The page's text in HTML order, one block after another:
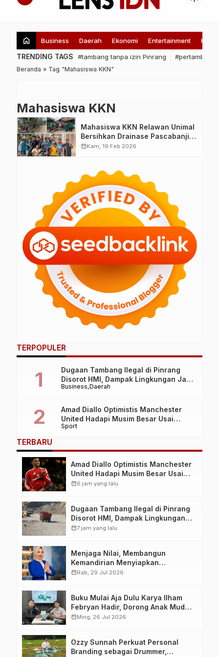
home Business Daerah Ekonomi Entertainment
TRENDING TAGS #tambang tanpa izin Pinrang
Beranda » Tag "Mahasiswa KKN"
Mahasiswa KKN
Mahasiswa KKN Relawan Unimal
Bersihkan Drainase Pascabanjir
di Desa Blang Seunong
calendar_monthKam, 19 Feb 2026
TERPOPULER
Business Daerah
Dugaan Tambang Ilegal di Pinrang
Disorot HMI, Dampak Lingkungan Jadi
Perhatian
Sport
Amad Diallo Optimistis Manchester
United Hadapi Musim Besar Usai
Imbang 1-1 Lawan PSG
TERBARU
Amad Diallo Optimistis Manchester
United Hadapi Musim Besar Usai
Imbang 1-1 Lawan PSG
calendar_month6 jam yang lalu
Dugaan Tambang Ilegal di Pinrang
Disorot HMI, Dampak Lingkungan
Jadi Perhatian
calendar_month7 jam yang lalu
Menjaga Nilai, Membangun
Kemandirian Menyiapkan
Kepemimpinan Ekonomi Perempuan
Jamaah
calendar_monthRab, 29 Jul 2026
Buku Mulai Aja Dulu Karya Ilham
Febryan Hadir, Dorong Anak Muda
Berhenti Menunda dan Mulai
calendar_monthMing, 26 Jul 2026
Ozzy Sunnah Perkuat Personal
Branding sebagai Drummer,